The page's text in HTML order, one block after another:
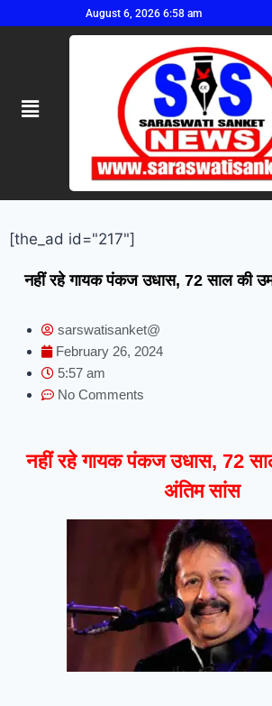
August 6, 2026 6:58 am
[the_ad id="217"]
नहीं रहे गायक पंकज उधास, 72 साल की
sarswatisanket@
February 26, 2024
5:57 am
No Comments
नहीं रहे गायक पंकज उधास, 72
अंतिम सांस